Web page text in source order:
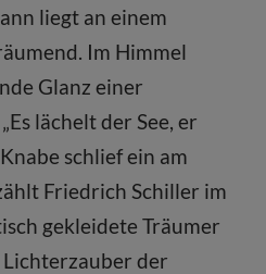
liegt an einem
Im Himmel
Glanz einer
lächelt der See, er
schlief ein am
Friedrich Schiller im
gekleidete Träumer
Lichterzauber der